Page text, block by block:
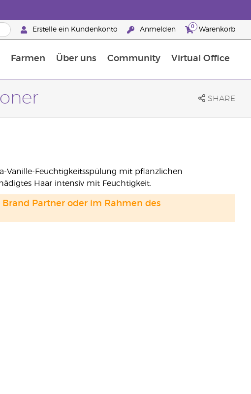
Erstelle ein Kundenkonto Anmelden 0 Warenkorb
Farmen Über uns Community Virtual Office
SHARE
Vanille-Feuchtigkeitsspülung mit pflanzlichen
Haar intensiv mit Feuchtigkeit.
Partner oder im Rahmen des